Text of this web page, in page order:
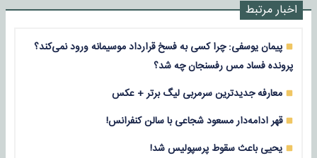
اخبار مرتبط
پیمان یوسفی: چرا کسی به فسخ قرارداد موسیمانه ورود نمی‌کند؟
پرونده فساد مس رفسنجان چه شد؟
معارفه جدیدترین سرمربی لیگ برتر + عکس
قهر ادامه‌دار مسعود شجاعی با سالن کنفرانس!
یحیی باعث سقوط پرسپولیس شد!